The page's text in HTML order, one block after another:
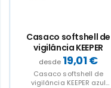
Casaco softshell de
vigilância KEEPER
19,01€
Casaco softshell de
vigilância KEEPER azul